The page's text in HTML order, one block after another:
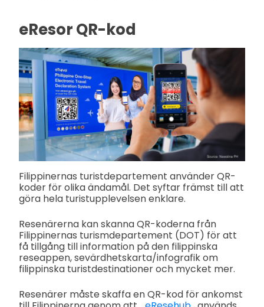
eResor QR-kod
Filippinernas turistdepartement använder QR-
koder för olika ändamål. Det syftar främst till att
göra hela turistupplevelsen enklare.
Resenärerna kan skanna QR-koderna från
Filippinernas turismdepartement (DOT) för att
få tillgång till information på den filippinska
reseappen, sevärdhetskarta/infografik om
filippinska turistdestinationer och mycket mer.
Resenärer måste skaffa en QR-kod för ankomst